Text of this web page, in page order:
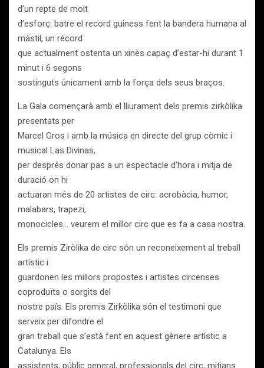
d’un repte de molt
d’esforç: batre el record guiness fent la bandera humana al
màstil, un récord
que actualment ostenta un xinès capaç d’estar-hi durant 1
minut i 6 segons
sostinguts únicament amb la força dels seus braços.
La Gala començarà amb el lliurament dels premis zirkòlika
presentats per
Marcel Gros i amb la música en directe del grup còmic i
musical Las Divinas,
per després donar pas a un espectacle d’hora i mitja de
duració on hi
actuaran més de 20 artistes de circ: acrobàcia, humor,
malabars, trapezi,
monocicles… veurem el millor circ que es fa a casa nostra.
Els premis Ziròlika de circ són un reconeixement al treball
artístic i
guardonen les millors propostes i artistes circenses
coproduïts o sorgits del
nostre país. Els premis Zirkòlika són el testimoni que
serveix per difondre el
gran treball que s’està fent en aquest gènere artístic a
Catalunya. Els
assistents, públic general, professionals del circ, mitjans